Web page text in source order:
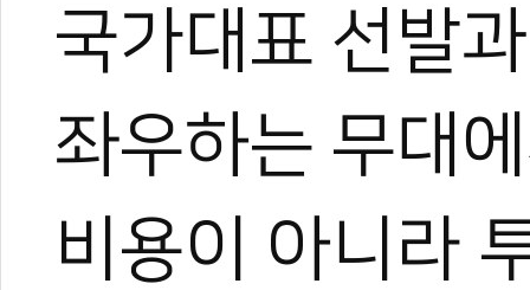
국가대표 선발
좌우하는 무대
비용이 아니라